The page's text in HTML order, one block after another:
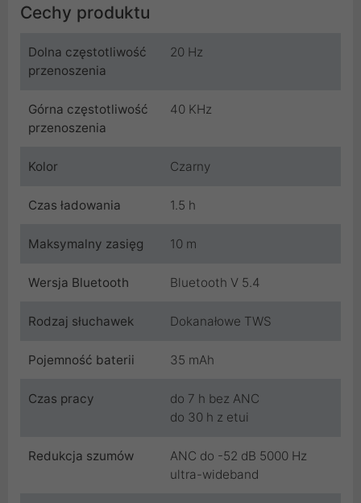
Cechy produktu
Dolna częstotliwość
przenoszenia
20 Hz
Górna częstotliwość
przenoszenia
40 KHz
Kolor Czarny
Czas ładowania 1.5 h
Maksymalny zasięg 10 m
Wersja Bluetooth Bluetooth V 5.4
Rodzaj słuchawek Dokanałowe TWS
Pojemność baterii 35 mAh
Czas pracy
do 7 h bez ANC
do 30 h z etui
Redukcja szumów
ANC do -52 dB 5000 Hz
ultra-wideband